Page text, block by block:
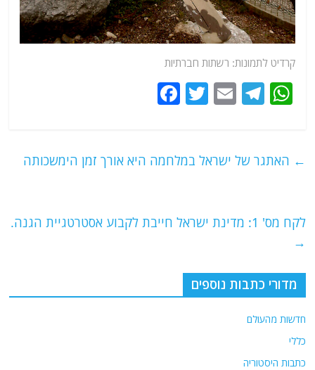
קרדיט לתמונות: רשתות חברתיות
W
s
p
T
g
E
l
T
er
e
o
← האתגר של ישראל במלחמה היא אורך זמן הימשכותה
לקח מס' 1: מדינת ישראל חייבת לקבוע אסטרטגיית הגנה.
→
מדורי כתבות נוספים
חדשות מהעולם
כללי
כתבות היסטוריה